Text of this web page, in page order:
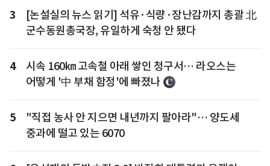
3
[논설실의 뉴스 읽기] 석유·식량·장난감까지 총괄 北
군수동원총국장, 유일하게 숙청 안 됐다
4
시속 160㎞ 고속철 아래 쌓인 청구서… 라오스는
어떻게 '中 부채 함정'에 빠졌나
5
"직접 농사 안 지으면 내년까지 팔아라"… 양도세
중과에 떨고 있는 6070